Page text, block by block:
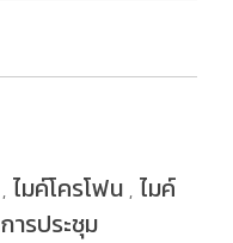
, ไมค์โครโฟน , ไมค์
การประชุม